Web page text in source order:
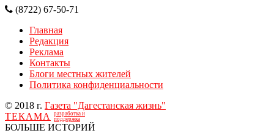
(8722) 67-50-71
Главная
Редакция
Реклама
Контакты
Блоги местных жителей
Политика конфиденциальности
© 2018 г. Газета "Дагестанская жизнь"
ТЕКАМА
разработка и
поддержка
БОЛЬШЕ ИСТОРИЙ